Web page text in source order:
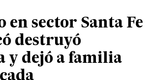
en sector Santa Fe
destruyó
y dejó a familia